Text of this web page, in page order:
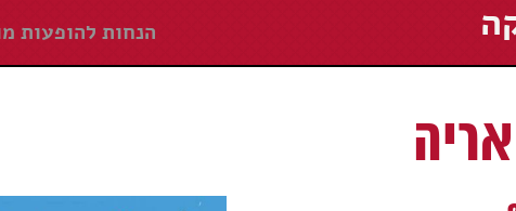
הנחות להופעות